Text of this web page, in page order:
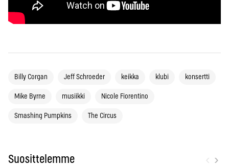
Billy Corgan Jeff Schroeder keikka klubi konsertti
Mike Byrne musiikki Nicole Fiorentino
Smashing Pumpkins The Circus
Suosittelemme ›